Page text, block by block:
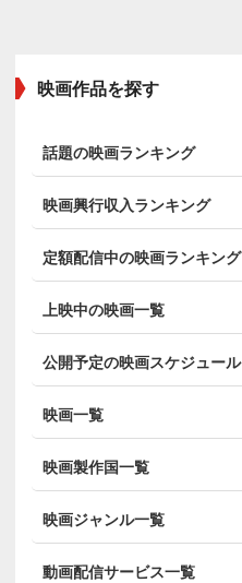
映画作品を探す
話題の映画ランキング
映画興行収入ランキング
定額配信中の映画ランキング
上映中の映画一覧
公開予定の映画スケジュール
映画一覧
映画製作国一覧
映画ジャンル一覧
動画配信サービス一覧